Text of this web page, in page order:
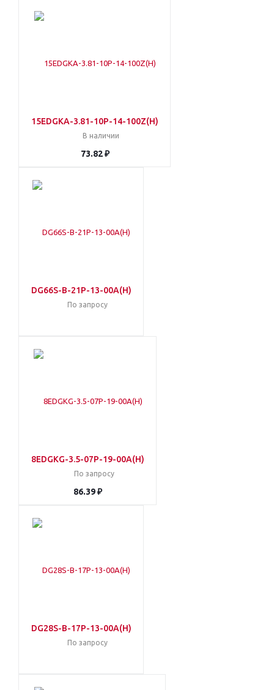
15EDGKA-3.81-10P-14-100Z(H)
В наличии
73.82 ₽
DG66S-B-21P-13-00A(H)
По запросу
8EDGKG-3.5-07P-19-00A(H)
По запросу
86.39 ₽
DG28S-B-17P-13-00A(H)
По запросу